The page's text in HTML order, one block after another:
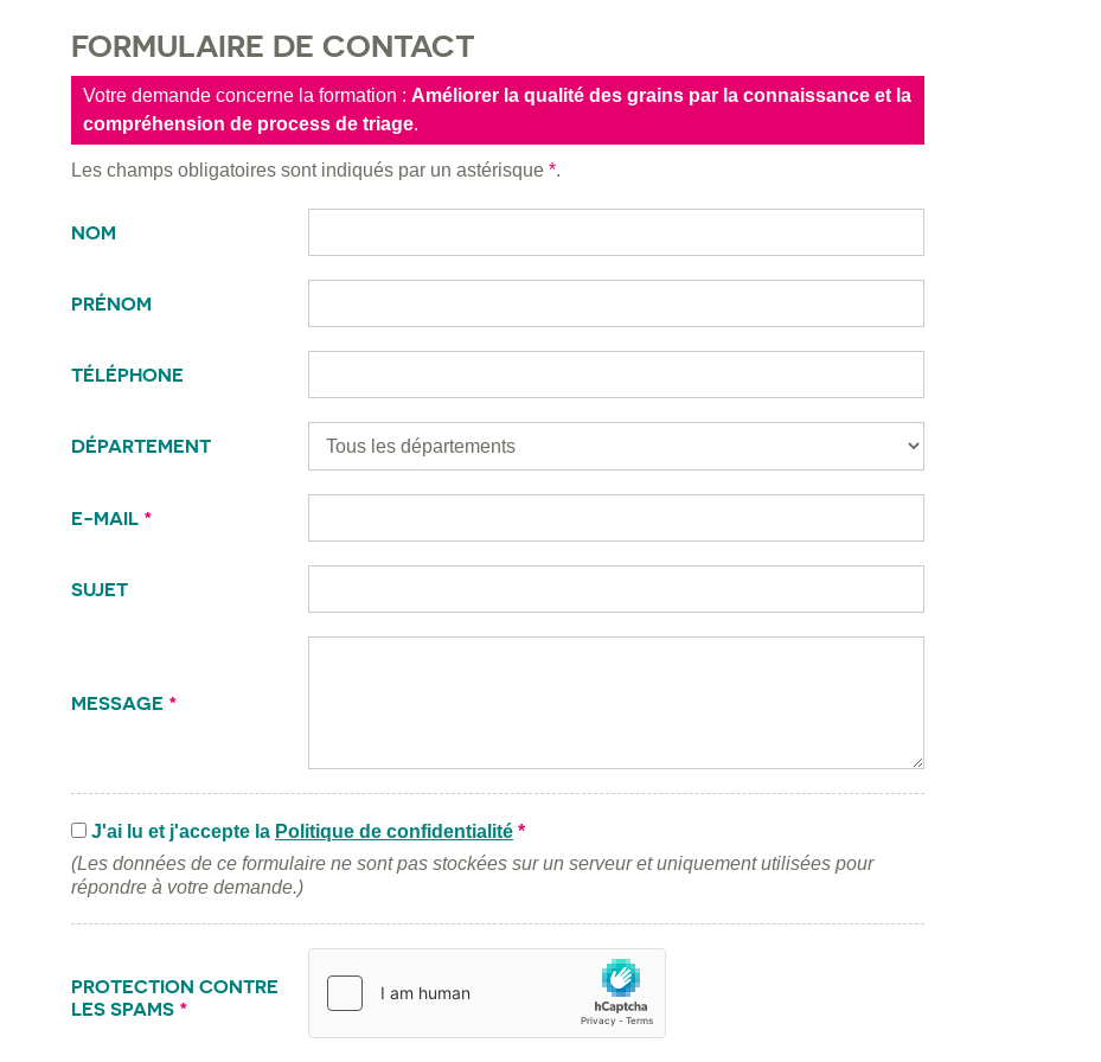
FORMULAIRE DE CONTACT
Votre demande concerne la formation : Améliorer la qualité des grains par la connaissance et la
compréhension de process de triage.
Les champs obligatoires sont indiqués par un astérisque *.
NOM
PRÉNOM
TÉLÉPHONE
DÉPARTEMENT
E-MAIL *
SUJET
MESSAGE *
J'ai lu et j'accepte la Politique de confidentialité *
(Les données de ce formulaire ne sont pas stockées sur un serveur et uniquement utilisées pour
répondre à votre demande.)
PROTECTION CONTRE
LES SPAMS *